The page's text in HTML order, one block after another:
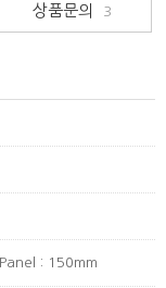
상품문의 3
: 150mm